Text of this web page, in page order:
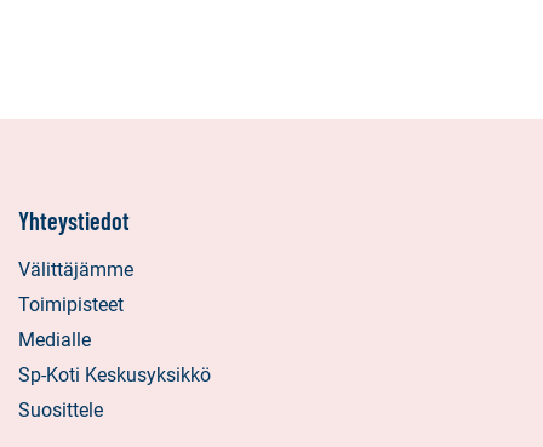
Yhteystiedot
Välittäjämme
Toimipisteet
Medialle
Sp-Koti Keskusyksikkö
Suosittele